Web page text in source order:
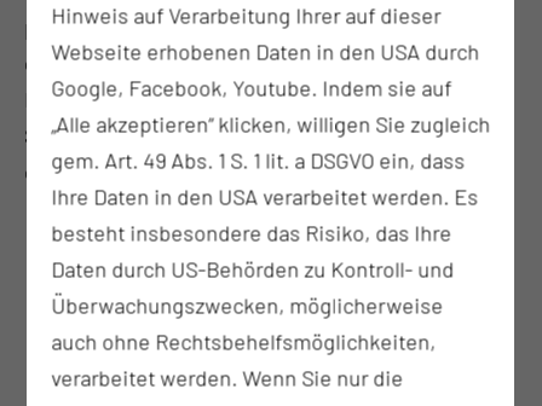
pneumologisches Funktionslabor sowie eine nach
dem neuesten Stand eingerichtete
Bronchoskopieabteilung. Weiterhin ist ein
Schlaflabor mit zwei stationären Plätzen
eingerichtet.
8
Ärztinnen und Ärzte
Hinweis auf Verarbeitung Ihrer auf dieser
Webseite erhobenen Daten in den USA durch
Google, Facebook, Youtube. Indem sie auf
„Alle akzeptieren“ klicken, willigen Sie zugleich
gem. Art. 49 Abs. 1 S. 1 lit. a DSGVO ein, dass
Ihre Daten in den USA verarbeitet werden. Es
besteht insbesondere das Risiko, das Ihre
Daten durch US-Behörden zu Kontroll- und
Überwachungszwecken, möglicherweise
auch ohne Rechtsbehelfsmöglichkeiten,
verarbeitet werden. Wenn Sie nur die